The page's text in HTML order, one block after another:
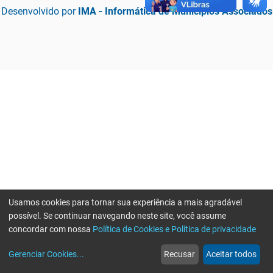
Desenvolvido por IMA - Informática de Municípios Associados
web
Notícias
more_horiz
Mais
Usamos cookies para tornar sua experiência a mais agradável
possível. Se continuar navegando neste site, você assume
concordar com nossa Política de Cookies e Política de privacidade
Gerenciar Cookies... Recusar Aceitar todos
Erro ao enviar informações, por favor tente novamente